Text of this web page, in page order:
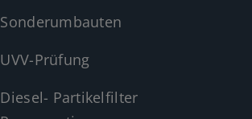
Sonderumbauten
UVV-Prüfung
Diesel- Partikelfilter